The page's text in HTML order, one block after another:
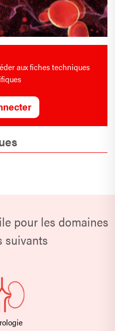
aux fiches techniques
pour les domaines
suivants